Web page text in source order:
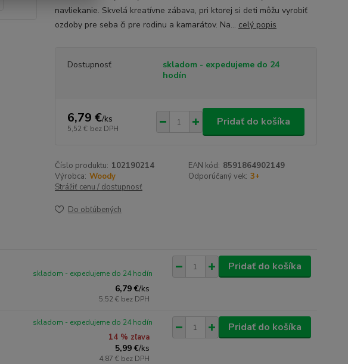
navliekanie. Skvelá kreatívne zábava, pri ktorej si deti môžu vyrobiť
ozdoby pre seba či pre rodinu a kamarátov. Na... celý popis
Dostupnosť
skladom - expedujeme do 24
hodín
6,79 €/ks
5,52 € bez DPH
Pridať do košíka
Číslo produktu: 102190214 EAN kód: 8591864902149
Výrobca: Woody Odporúčaný vek: 3+
Strážiť cenu / dostupnosť
Do obľúbených
6,79 €/ks
5,52 € bez DPH
skladom - expedujeme do 24 hodín
Pridať do košíka
14 % zľava
5,99 €/ks
4,87 € bez DPH
skladom - expedujeme do 24 hodín Pridať do košíka